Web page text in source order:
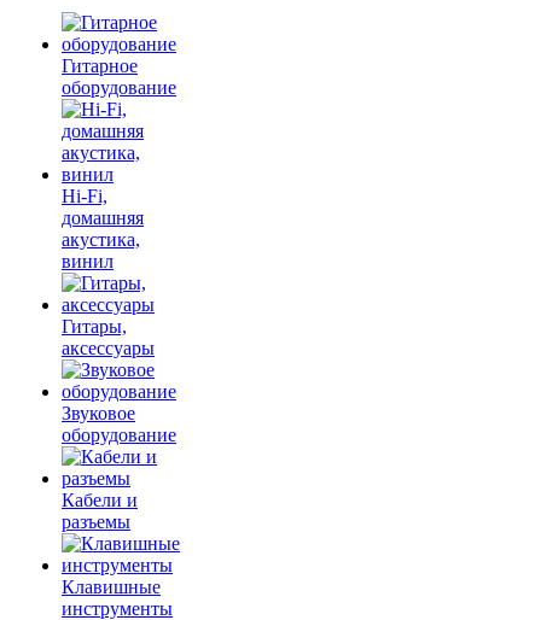
Гитарное
оборудование
Hi-Fi,
домашняя
акустика,
винил
Гитары,
аксессуары
Звуковое
оборудование
Кабели и
разъемы
Клавишные
инструменты